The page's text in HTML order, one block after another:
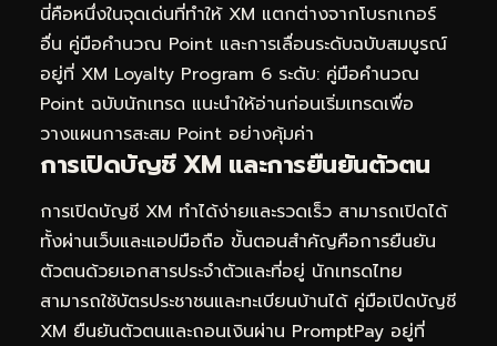
นี่คือหนึ่งในจุดเด่นที่ทำให้ XM แตกต่างจากโบรกเกอร์
อื่น คู่มือคำนวณ Point และการเลื่อนระดับฉบับสมบูรณ์
อยู่ที่ XM Loyalty Program 6 ระดับ: คู่มือคำนวณ
Point ฉบับนักเทรด แนะนำให้อ่านก่อนเริ่มเทรดเพื่อ
วางแผนการสะสม Point อย่างคุ้มค่า
การเปิดบัญชี XM และการยืนยันตัวตน
การเปิดบัญชี XM ทำได้ง่ายและรวดเร็ว สามารถเปิดได้
ทั้งผ่านเว็บและแอปมือถือ ขั้นตอนสำคัญคือการยืนยัน
ตัวตนด้วยเอกสารประจำตัวและที่อยู่ นักเทรดไทย
สามารถใช้บัตรประชาชนและทะเบียนบ้านได้ คู่มือเปิดบัญชี
XM ยืนยันตัวตนและถอนเงินผ่าน PromptPay อยู่ที่